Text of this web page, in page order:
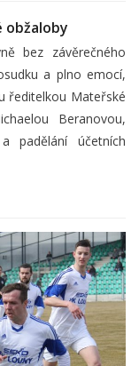
obžaloby
bez závěrečného
a plno emocí,
ředitelkou Mateřské
Beranovou,
padělání účetních